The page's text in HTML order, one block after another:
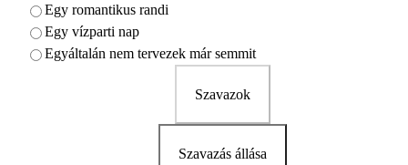
Egy romantikus randi
Egy vízparti nap
Egyáltalán nem tervezek már semmit
Szavazok
Szavazás állása